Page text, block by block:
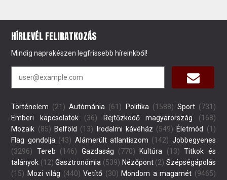
HÍRLEVÉL FELIRATKOZÁS
Mindig naprakészen legfrissebb híreinkből!
Történelem (21) Autómánia (61) Politika (1588) Sport(731)
Emberi kapcsolatok(36) Rejtőzködő magyarország (168)
Mozaik (85) Belföld (13) Irodalmi kávéház (549) Életmód
(1)
Flag gondolja (43) Alámerült atlantiszom (142) Jobbegyenes
(3296)
Tereb (146) Gazdaság (770) Kultúra (13) Titkok és
talányok (12) Gasztronómia (539) Nézőpont(2) Szépségápolás
(15) Mozi világ (440) Vetítő (30) Mondom a magamét (9465)